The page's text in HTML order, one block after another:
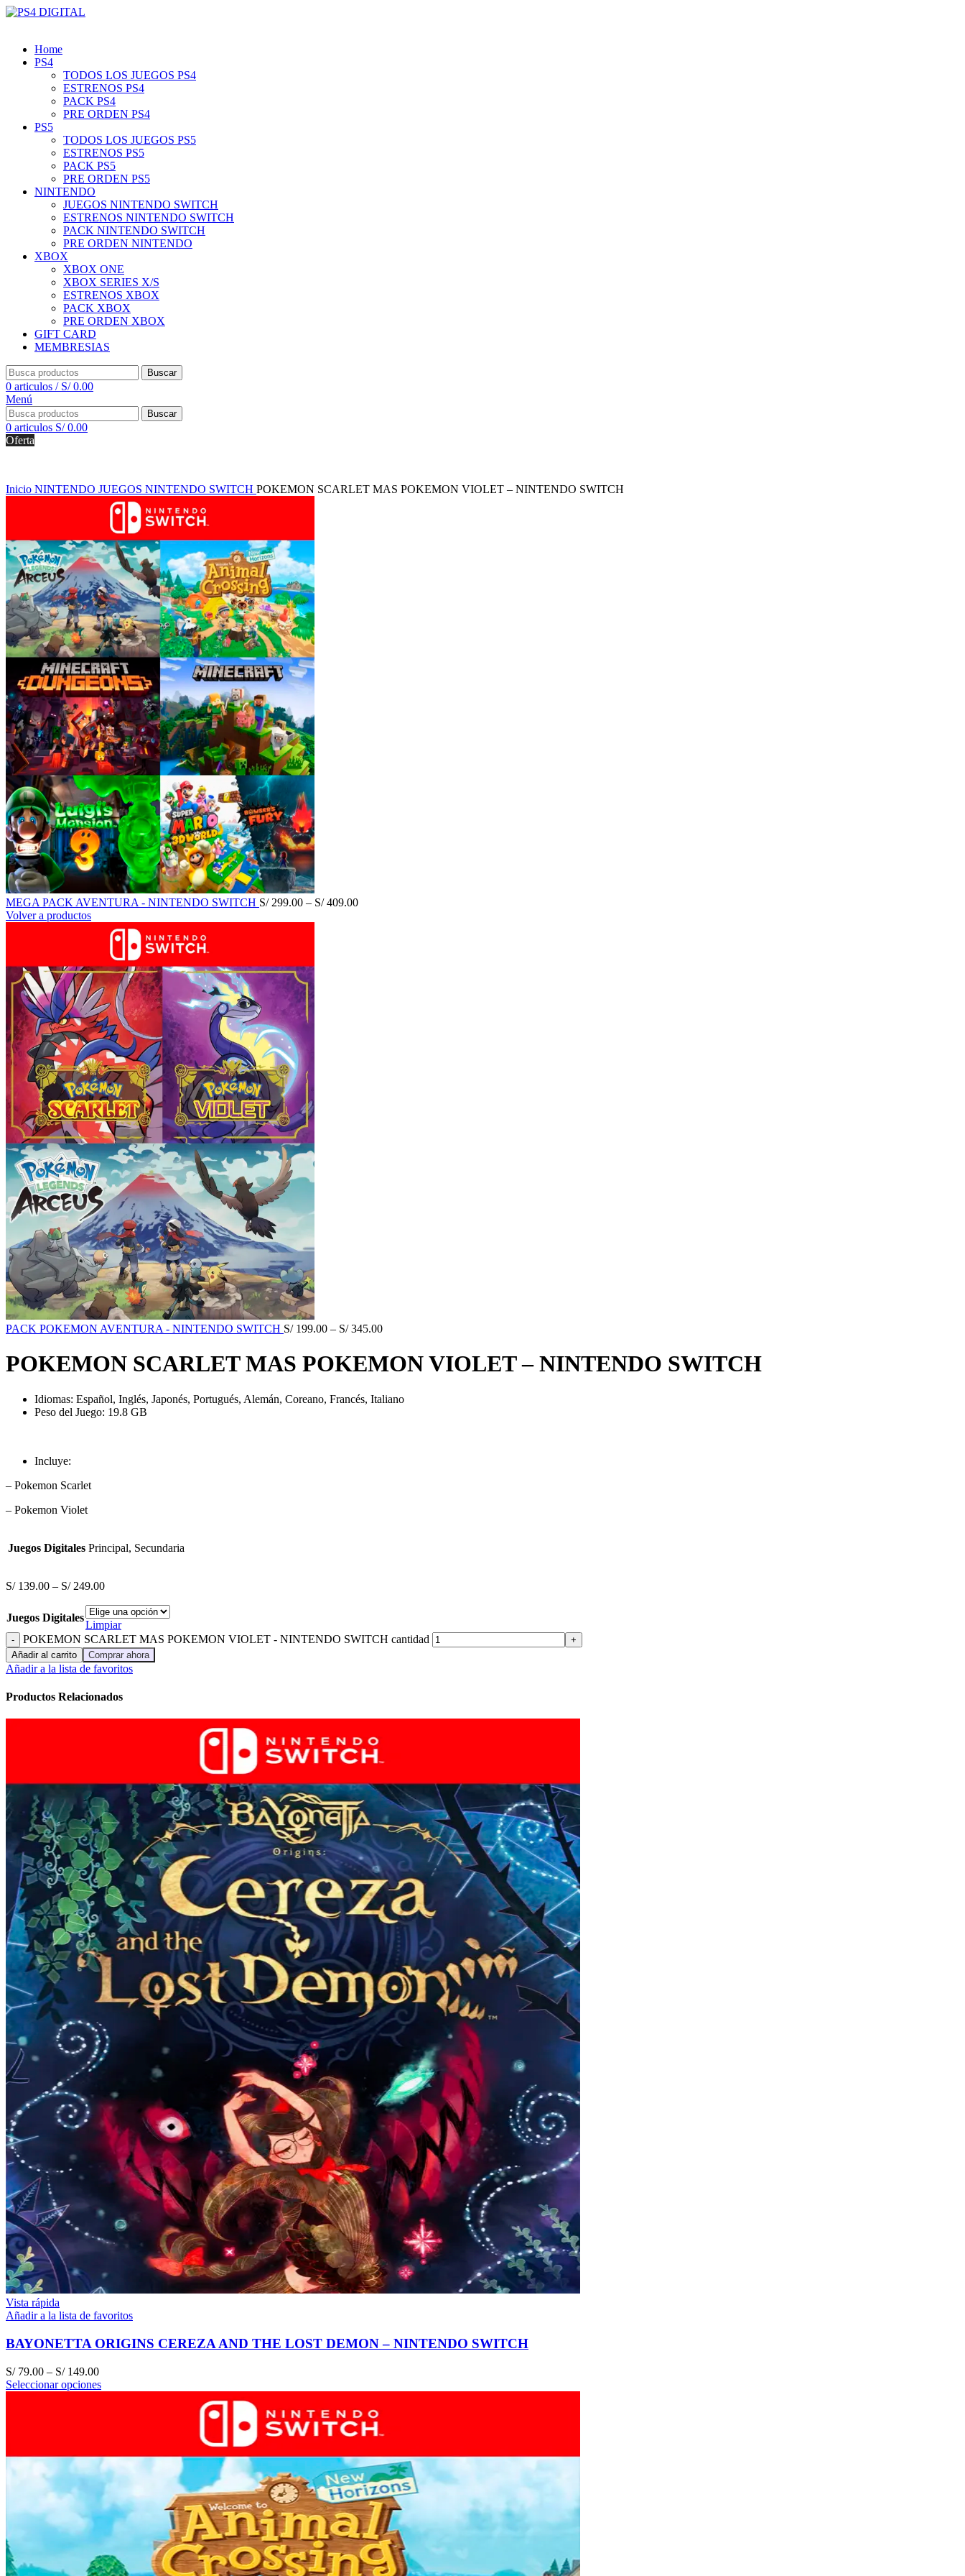
Home
PS4
TODOS LOS JUEGOS PS4
ESTRENOS PS4
PACK PS4
PRE ORDEN PS4
PS5
TODOS LOS JUEGOS PS5
ESTRENOS PS5
PACK PS5
PRE ORDEN PS5
NINTENDO
JUEGOS NINTENDO SWITCH
ESTRENOS NINTENDO SWITCH
PACK NINTENDO SWITCH
PRE ORDEN NINTENDO
XBOX
XBOX ONE
XBOX SERIES X/S
ESTRENOS XBOX
PACK XBOX
PRE ORDEN XBOX
GIFT CARD
MEMBRESIAS
Buscar
0 articulos / S/0.00
Menú
Buscar
0 articulos S/0.00
Oferta
Inicio NINTENDO JUEGOS NINTENDO SWITCH POKEMON SCARLET MAS POKEMON VIOLET – NINTENDO SWITCH
MEGA PACK AVENTURA - NINTENDO SWITCH S/299.00 – S/409.00
Volver a productos
PACK POKEMON AVENTURA - NINTENDO SWITCH S/199.00 – S/345.00
POKEMON SCARLET MAS POKEMON VIOLET – NINTENDO SWITCH
Idiomas: Español, Inglés, Japonés, Portugués, Alemán, Coreano, Francés, Italiano
Peso del Juego: 19.8 GB
Incluye:
– Pokemon Scarlet
– Pokemon Violet
Juegos Digitales Principal, Secundaria
S/139.00 – S/249.00
Juegos Digitales
Limpiar
POKEMON SCARLET MAS POKEMON VIOLET - NINTENDO SWITCH cantidad
Añadir al carrito Comprar ahora
Añadir a la lista de favoritos
Productos Relacionados
Vista rápida
Añadir a la lista de favoritos
BAYONETTA ORIGINS CEREZA AND THE LOST DEMON – NINTENDO SWITCH
S/79.00 – S/149.00
Seleccionar opciones